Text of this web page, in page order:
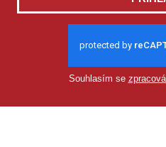
Souhlasím se